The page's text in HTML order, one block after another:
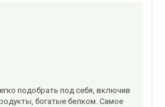
подобрать под себя, включив
богатые белком. Самое